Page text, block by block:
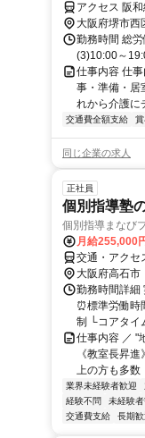
アクセス 阪
大阪府堺市西
勤務時間 総
(3)10:00～
仕事内容 仕
事・準備・居
れから介護に
交通費全額支給 賞
同じ企業の求人
正社員
個別指導塾
個別指導まなび
月給255,000
交通・アクセ
大阪府高石市
勤務時間詳細
⏰標準労働時
制 └コアタイ
仕事内容 ／ "
《教室長昇
上の方も多数
業界未経験者歓迎
経験不問
未経験
交通費支給
長期歓